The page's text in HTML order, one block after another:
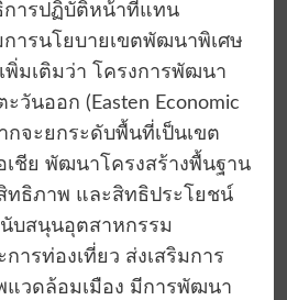
การปฏิบัติหน้าที่แทน
ารนโยบายเขตพัฒนาพิเศษ
พิ่มเติมว่า โครงการพัฒนา
วันออก (Easten Economic
กจะยกระดับพื้นที่เป็นเขต
เชีย พัฒนาโครงสร้างพื้นฐาน
ทธิภาพ และสิทธิประโยชน์
บสนุนอุตสาหกรรม
ารท่องเที่ยว ส่งเสริมการ
วดล้อมเมือง มีการพัฒนา